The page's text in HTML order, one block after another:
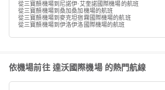
從三寶顏機場到尼諾伊·艾奎諾國際機場的航班
從三寶顏機場到桑加桑加機場的航班
從三寶顏機場到麥克坦宿霧國際機場的航班
從三寶顏機場到伊洛伊洛國際機場的航班
依機場前往 達沃國際機場 的熱門航線